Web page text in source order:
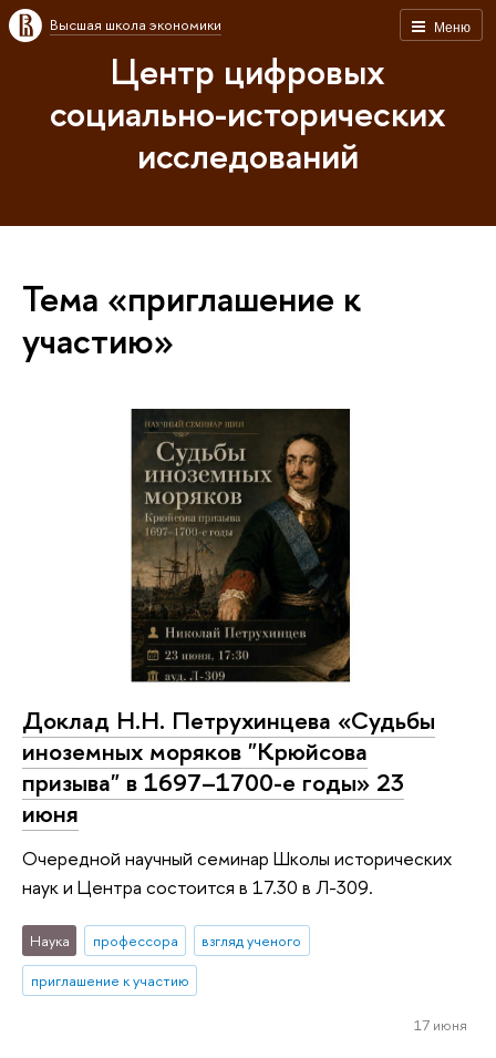
Меню
Высшая школа экономики
Центр цифровых
социально-исторических
исследований
Тема «приглашение к
участию»
Доклад Н.Н. Петрухинцева «Судьбы
иноземных моряков "Крюйсова
призыва" в 1697–1700-е годы» 23
июня
Очередной научный семинар Школы исторических
наук и Центра состоится в 17.30 в Л-309.
Наука профессора
взгляд ученого
приглашение к участию
17 июня